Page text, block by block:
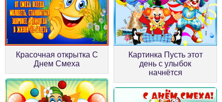
Красочная открытка С
Днем Смеха
Картинка Пусть этот
день с улыбок
начнётся